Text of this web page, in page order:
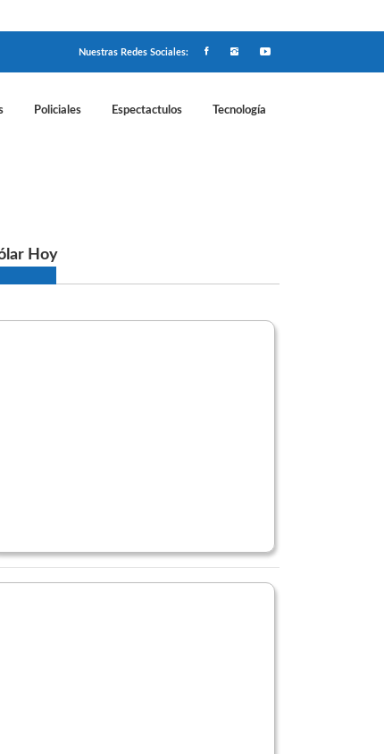
Nuestras Redes Sociales:
Policiales Espectactulos Tecnología
Hoy